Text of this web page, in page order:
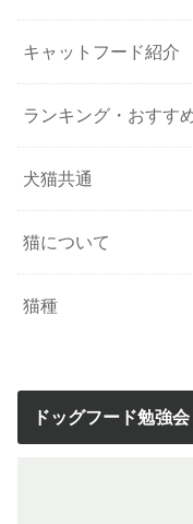
キャットフード紹介
ランキング・おすす
犬猫共通
猫について
猫種
ドッグフード勉強会